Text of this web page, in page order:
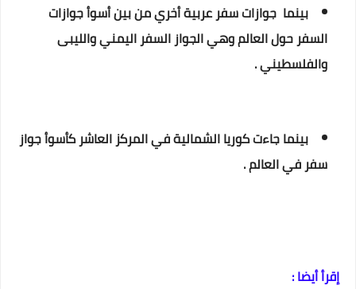
بينما جوازات سفر عربية أخري من بين أسوأ جوازات
السفر حول العالم وهي الجواز السفر اليمني والليبى
والفلسطيني .
بينما جاءت كوريا الشمالية في المركز العاشر كأسوأ جواز
سفر في العالم .
إقرأ أيضا :